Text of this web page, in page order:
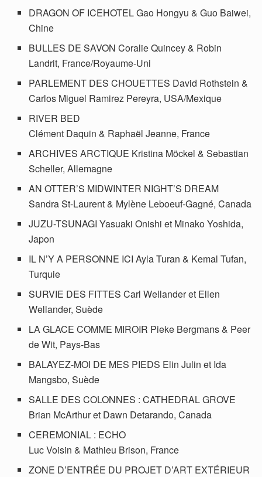
DRAGON OF ICEHOTEL Gao Hongyu & Guo Baiwei,
Chine
BULLES DE SAVON Coralie Quincey & Robin
Landrit, France/Royaume-Uni
PARLEMENT DES CHOUETTES David Rothstein &
Carlos Miguel Ramirez Pereyra, USA/Mexique
RIVER BED
Clément Daquin & Raphaël Jeanne, France
ARCHIVES ARCTIQUE Kristina Möckel & Sebastian
Scheller, Allemagne
AN OTTER’S MIDWINTER NIGHT’S DREAM
Sandra St-Laurent & Mylène Leboeuf-Gagné, Canada
JUZU-TSUNAGI Yasuaki Onishi et Minako Yoshida,
Japon
IL N’Y A PERSONNE ICI Ayla Turan & Kemal Tufan,
Turquie
SURVIE DES FITTES Carl Wellander et Ellen
Wellander, Suède
LA GLACE COMME MIROIR Pieke Bergmans & Peer
de Wit, Pays-Bas
BALAYEZ-MOI DE MES PIEDS Elin Julin et Ida
Mangsbo, Suède
SALLE DES COLONNES : CATHEDRAL GROVE
Brian McArthur et Dawn Detarando, Canada
CEREMONIAL : ECHO
Luc Voisin & Mathieu Brison, France
ZONE D’ENTRÉE DU PROJET D’ART EXTÉRIEUR